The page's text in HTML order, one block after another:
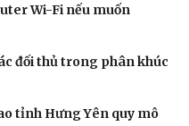
Wi-Fi nếu muốn
đối thủ trong phân khúc
tỉnh Hưng Yên quy mô